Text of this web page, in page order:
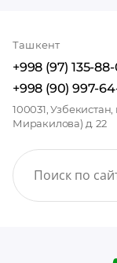
Ташкент
+998 (97) 135-88-
+998 (90) 997-
100031,
Миракилова) д. 22